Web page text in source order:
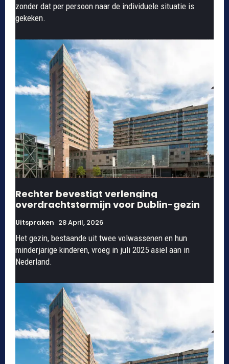
zonder dat per persoon naar de individuele situatie is
gekeken.
Rechter bevestigt verlenging
overdrachtstermijn voor Dublin-gezin
Uitspraken 28 April, 2026
Het gezin, bestaande uit twee volwassenen en hun
minderjarige kinderen, vroeg in juli 2025 asiel aan in
Nederland.